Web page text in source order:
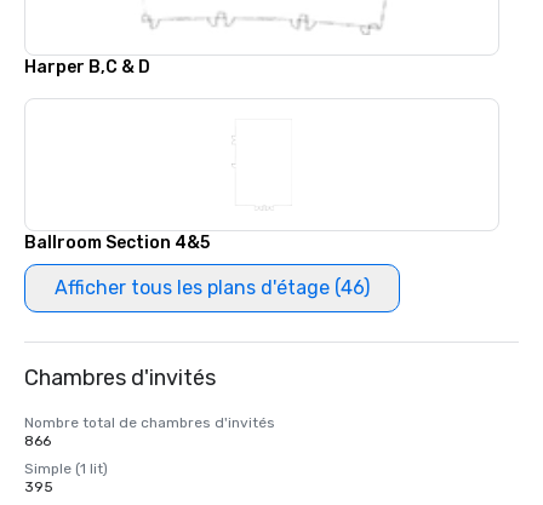
Harper B,C & D
Ballroom Section 4&5
Afficher tous les plans d'étage (46)
Chambres d'invités
Nombre total de chambres d'invités
866
Simple (1 lit)
395